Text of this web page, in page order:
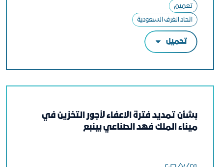
تعميم
اتحاد الغرف السعودية
تحميل
بشأن تمديد فترة الاعفاء لأجور التخزين في
ميناء الملك فهد الصناعي بينبع